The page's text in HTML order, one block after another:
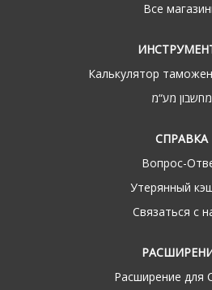
Все
Калькулятор
מחשבון מע“מ
СПРАВКА
Вопрос-
Утерянный
Связаться с
Расширение для